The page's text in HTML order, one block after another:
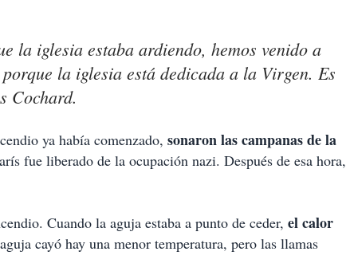
la iglesia estaba ardiendo, hemos venido a
la iglesia está dedicada a la Virgen. Es
Cochard.
ya había comenzado, sonaron las campanas de la
fue liberado de la ocupación nazi. Después de esa hora,
Cuando la aguja estaba a punto de ceder, el calor
cayó hay una menor temperatura, pero las llamas